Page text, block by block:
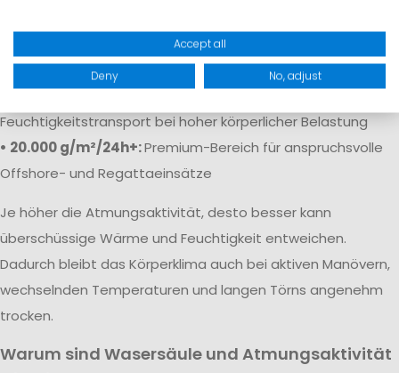
• 10.000 g/m²/24h:Gute Atmungsaktivität für aktive Segler
Feuchtigkeitstransport bei hoher körperlicher Belastung
• 20.000 g/m²/24h+:Premium-Bereich für anspruchsvolle
Offshore- und Regattaeinsätze
Je höher die Atmungsaktivität, desto besser kann
überschüssige Wärme und Feuchtigkeit entweichen.
Dadurch bleibt das Körperklima auch bei aktiven Manövern,
wechselnden Temperaturen und langen Törns angenehm
trocken.
Warum sind Wasersäule und Atmungsaktivität
Accept all
Deny No, adjust